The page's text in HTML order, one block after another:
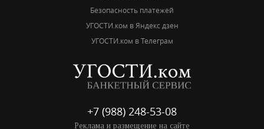
Безопасность платежей
УГОСТИ.ком в Яндекс дзен
УГОСТИ.ком в Телеграм
+7 (988) 248-53-08
Реклама и размещение на сайте